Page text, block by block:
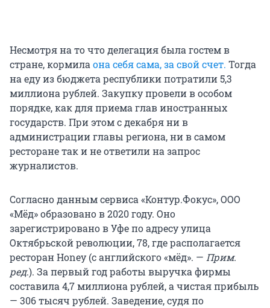
Несмотря на то что делегация была гостем в
стране, кормилаона себя сама, за свой счет. Тогда
на еду из бюджета республики потратили 5,3
миллиона рублей. Закупку провели в особом
порядке, как для приема глав иностранных
государств. При этом с декабря ни в
администрации главы региона, ни в самом
ресторане так и не ответили на запрос
журналистов.
Согласно данным сервиса «Контур.Фокус», ООО
«Мёд» образовано в 2020 году. Оно
зарегистрировано в Уфе по адресу улица
Октябрьской революции, 78, где располагается
ресторан Honey (с английского «мёд». — Прим.
ред.). За первый год работы выручка фирмы
составила 4,7 миллиона рублей, а чистая прибыль
— 306 тысяч рублей. Заведение, судя по